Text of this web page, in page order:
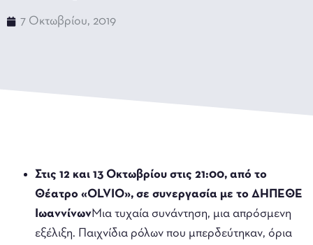
7 Οκτωβρίου, 2019
Στις 12 και 13 Οκτωβρίου στις 21:00, από το
Θέατρο «OLVIO», σε συνεργασία με το ΔΗΠΕΘΕ
ΙωαννίνωνΜια τυχαία συνάντηση, μια απρόσμενη
εξέλιξη. Παιχνίδια ρόλων που μπερδεύτηκαν, όρια